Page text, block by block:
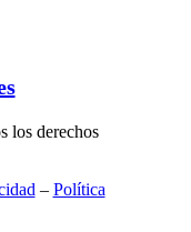
los derechos
– Política